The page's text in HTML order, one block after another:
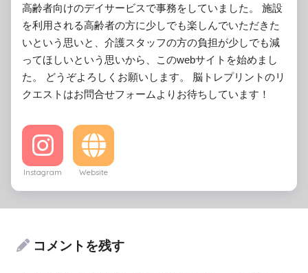
高齢者向けのデイサービスで事務をしていました。 施設
を利用される高齢者の方に少しでも楽しんでいただきた
いという思いと、介護スタッフの方の負担が少しでも減
ってほしいという思いから、このwebサイトを始めまし
た。 どうぞよろしくお願いします。 脳トレプリントのリ
クエストはお問合せフォームよりお待ちしています！
Instagram Website
コメントを残す